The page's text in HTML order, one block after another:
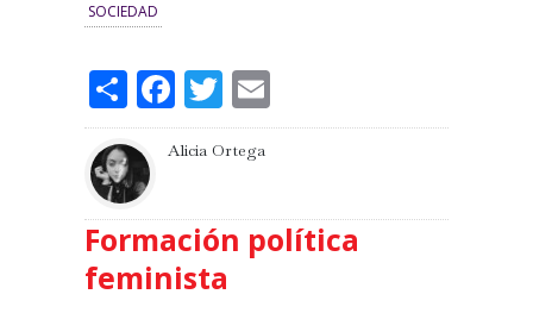
SOCIEDAD
ShareFacebook
Twitter
Alicia Ortega
Formación política
feminista